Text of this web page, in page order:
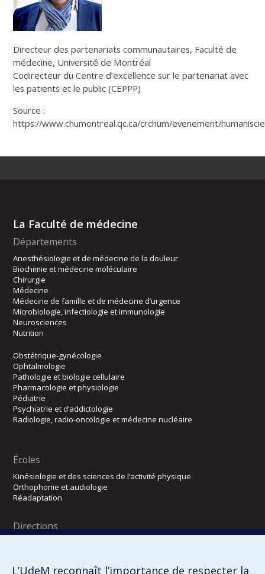
Directeur des partenariats communautaires, Faculté de
médecine, Université de Montréal
Codirecteur du Centre d’excellence sur le partenariat avec
les patients et le public (CEPPP)
Source :
https://www.chumontreal.qc.ca/crchum/evenement/
La Faculté de médecine
Départements
Anesthésiologie et de médecine de la douleur
Biochimie et médecine moléculaire
Chirurgie
Médecine
Médecine de famille et de médecine d’urgence
Microbiologie, infectiologie et immunologie
Neurosciences
Nutrition
Obstétrique-gynécologie
Ophtalmologie
Pathologie et biologie cellulaire
Pharmacologie et physiologie
Pédiatrie
Psychiatrie et d’addictologie
Radiologie, radio-oncologie et médecine nucléaire
Écoles
Kinésiologie et des sciences de l’activité physique
Orthophonie et audiologie
Réadaptation
Directions
Éthique clinique
L’UdeM reconnaît l’importance de respecter la